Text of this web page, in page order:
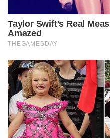
Taylor Swift's Real
Amazed
THEGAMESDAY